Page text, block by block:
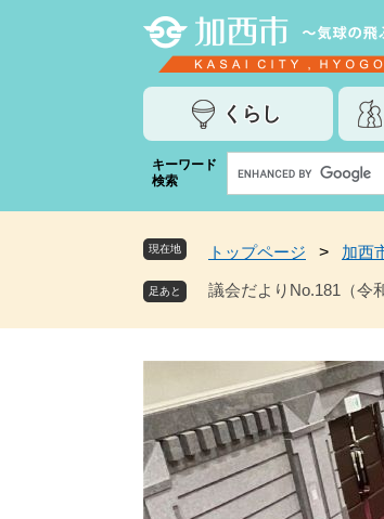
くらし
キーワード
検索
o
l
カ
検
索
現在地 トップページ > 加西
議会だよりNo.181（令